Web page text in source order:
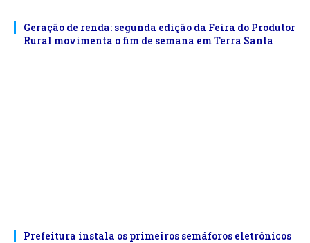
Geração de renda: segunda edição da Feira do Produtor
Rural movimenta o fim de semana em Terra Santa
Prefeitura instala os primeiros semáforos eletrônicos